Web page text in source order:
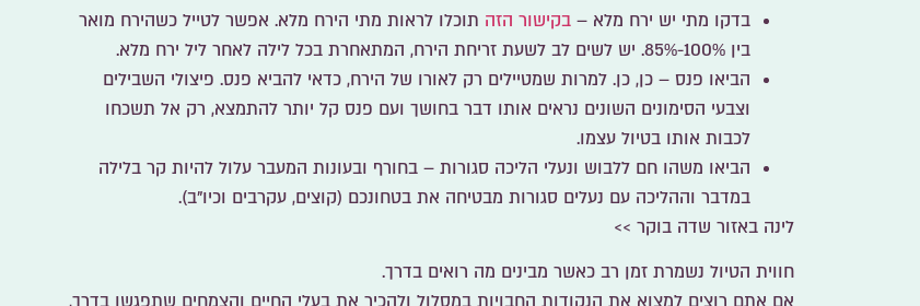
בדקו מתי יש ירח מלא – בקישור הזה תוכלו לראות מתי הירח מלא. אפשר לטייל כשהירח מואר
בין 100%-85%. יש לשים לב לשעת זריחת הירח, המתאחרת בכל לילה לאחר ליל ירח מלא.
הביאו פנס – כן, כן. למרות שמטיילים רק לאורו של הירח, כדאי להביא פנס. פיצולי השבילים
וצבעי הסימונים השונים נראים אותו דבר בחושך ועם פנס קל יותר להתמצא, רק אל תשכחו
לכבות אותו בטיול עצמו.
הביאו משהו חם ללבוש ונעלי הליכה סגורות – בחורף ובעונות המעבר עלול להיות קר בלילה
במדבר וההליכה עם נעלים סגורות מבטיחה את בטחונכם (קוצים, עקרבים וכיו"ב).
לינה באזור שדה בוקר >>
חווית הטיול נשמרת זמן רב כאשר מבינים מה רואים בדרך.